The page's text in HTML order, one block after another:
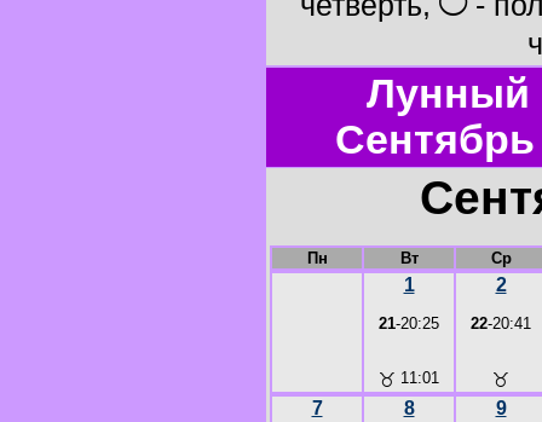
Лунный
Пн Вт Ср
1
21-20:25
♉ 11:01
2
22-20:41
♉
7 8 9